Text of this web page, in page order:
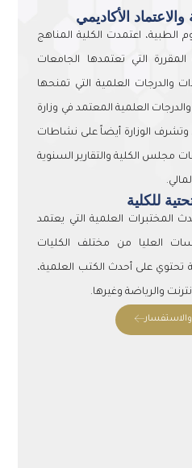
والاعتماد الأكاديمي
الطبية، اعتمدت الكلية المناهج
المقررة التي تعتمدها الجامعات
والدرجات العلمية التي تمنحها
العلمية المعتمد في وزارة
وتشرف الوزارة أيضاً على نشاطات
مجلس الكلية والتقارير السنوية
للكلية
المختبرات العلمية التي يعتمد
العليا من مختلف الكليات
تحتوي على أحدث الكتب العلمية،
والرياضة وغيرها.